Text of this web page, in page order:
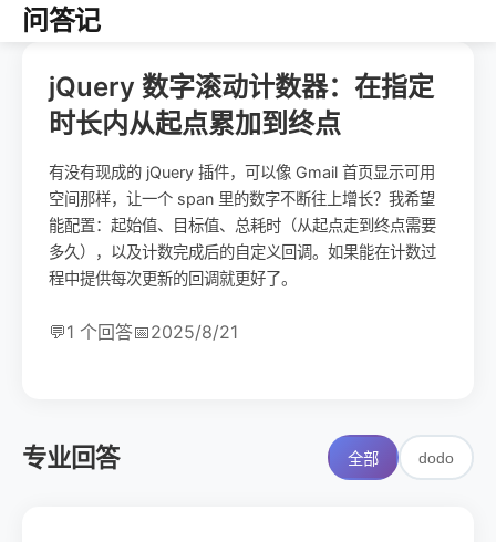
问答记
jQuery 数字滚动计数器：在指定
时长内从起点累加到终点
有没有现成的 jQuery 插件，可以像 Gmail 首页显示可用
空间那样，让一个 span 里的数字不断往上增长？我希望
能配置：起始值、目标值、总耗时（从起点走到终点需要
多久），以及计数完成后的自定义回调。如果能在计数过
程中提供每次更新的回调就更好了。
💬1 个回答📅2025/8/21
专业回答 全部 dodo